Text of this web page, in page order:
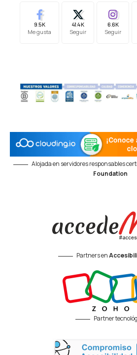
9.5K
Me gusta
41.4K
Seguir
6.6K
Seguir
Alojada en servidores responsables
Foundation
Partners en
Partner